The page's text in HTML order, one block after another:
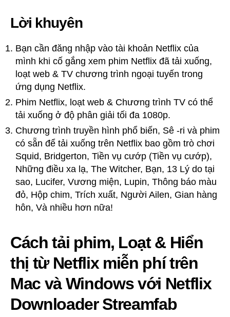
Lời khuyên
Bạn cần đăng nhập vào tài khoản Netflix của
mình khi cố gắng xem phim Netflix đã tải xuống,
loạt web & TV chương trình ngoại tuyến trong
ứng dụng Netflix.
Phim Netflix, loạt web & Chương trình TV có thể
tải xuống ở độ phân giải tối đa 1080p.
Chương trình truyền hình phổ biến, Sê -ri và phim
có sẵn để tải xuống trên Netflix bao gồm trò chơi
Squid, Bridgerton, Tiền vụ cướp (Tiền vụ cướp),
Những điều xa lạ, The Witcher, Bạn, 13 Lý do tại
sao, Lucifer, Vương miện, Lupin, Thông báo màu
đỏ, Hộp chim, Trích xuất, Người Ailen, Gian hàng
hôn, Và nhiều hơn nữa!
Cách tải phim, Loạt & Hiển
thị từ Netflix miễn phí trên
Mac và Windows với Netflix
Downloader Streamfab